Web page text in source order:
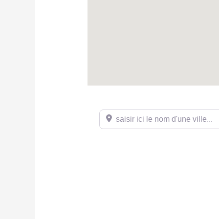
saisir ici le nom d'une ville...